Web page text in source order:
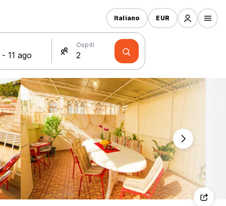
Ospiti
Italiano EUR